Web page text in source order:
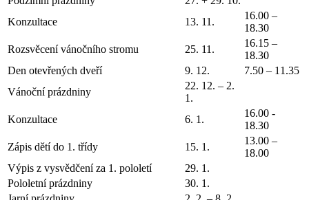
Konzultace
13. 11.
16.00 –
18.30
Rozsvěcení vánočního stromu
25. 11.
16.15 –
18.30
Den otevřených dveří
9. 12.
7.50 – 11.35
Vánoční prázdniny
22. 12. – 2.
1.
Konzultace
6. 1.
16.00 -
18.30
Zápis dětí do 1. třídy
15. 1.
13.00 –
18.00
Výpis z vysvědčení za 1. pololetí
29. 1.
Pololetní prázdniny
30. 1.